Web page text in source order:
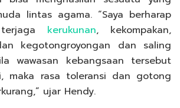
lintas agama. “Saya berharap
kerukunan, kekompakan,
kegotongroyongan dan saling
wawasan kebangsaan tersebut
maka rasa toleransi dan gotong
ujar Hendy.